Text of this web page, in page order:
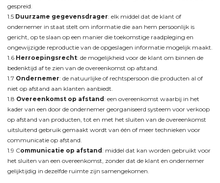
gespreid.
1.5 Duurzame gegevensdrager: elk middel dat de klant of
ondernemer in staat stelt om informatie die aan hem persoonlijk is
gericht, op te slaan op een manier die toekomstige raadpleging en
ongewijzigde reproductie van de opgeslagen informatie mogelijk maakt.
1.6 Herroepingsrecht: de mogelijkheid voor de klant om binnen de
bedenktijd af te zien van de overeenkomst op afstand.
1.7 Ondernemer: de natuurlijke of rechtspersoon die producten al of
niet op afstand aan klanten aanbiedt.
1.8 Overeenkomst op afstand : een overeenkomst waarbij in het
kader van een door de ondernemer georganiseerd systeem voor verkoop
op afstand van producten, tot en met het sluiten van de overeenkomst
uitsluitend gebruik gemaakt wordt van één of meer technieken voor
communicatie op afstand.
1.9 Communicatie op afstand : middel dat kan worden gebruikt voor
het sluiten van een overeenkomst, zonder dat de klant en ondernemer
gelijktijdig in dezelfde ruimte zijn samengekomen.